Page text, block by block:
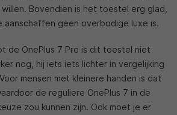
Bovendien is het toestel erg glad,
aanschaffen geen overbodige luxe is.
de OnePlus 7 Pro is dit toestel niet
nog, hij iets iets lichter in vergelijking
mensen met kleinere handen is dat
de reguliere OnePlus 7 in de
zou kunnen zijn. Ook moet je er